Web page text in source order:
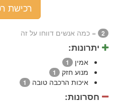
רכישת
2 = כמה אנשים דווחו על זה
יתרונות:
אמין 1
מנוע חזק 1
איכות הרכבה טובה 1
חסרונות: